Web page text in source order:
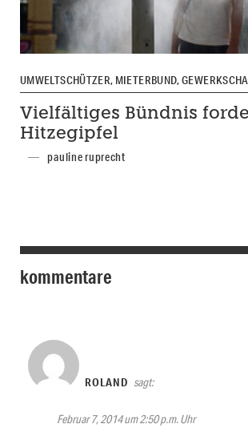
UMWELTSCHÜTZER, MIETERBUND,
Vielfältiges Bündnis
Hitzegipfel
pauline ruprecht
kommentare
ROLAND sagt:
Februar 7, 2014 um 2:50 p.m. Uhr